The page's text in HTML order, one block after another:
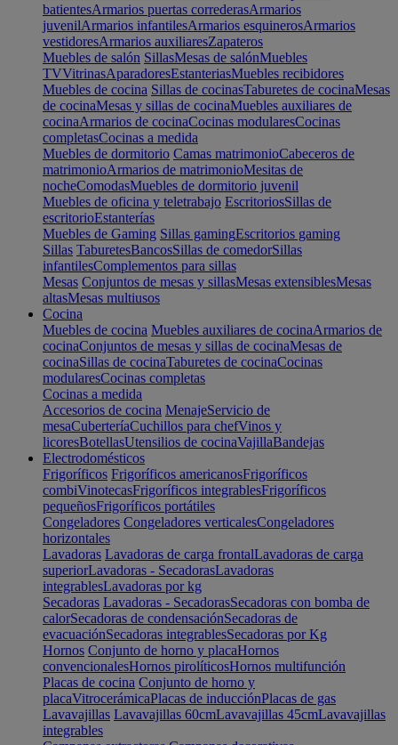
batientesArmarios puertas correderasArmarios
juvenilArmarios infantilesArmarios esquinerosArmarios
vestidoresArmarios auxiliaresZapateros
Muebles de salón SillasMesas de salónMuebles
TVVitrinasAparadoresEstanteriasMuebles recibidores
Muebles de cocina Sillas de cocinasTaburetes de cocinaMesas
de cocinaMesas y sillas de cocinaMuebles auxiliares de
cocinaArmarios de cocinaCocinas modularesCocinas
completasCocinas a medida
Muebles de dormitorio Camas matrimonioCabeceros de
matrimonioArmarios de matrimonioMesitas de
nocheComodasMuebles de dormitorio juvenil
Muebles de oficina y teletrabajo EscritoriosSillas de
escritorioEstanterías
Muebles de Gaming Sillas gamingEscritorios gaming
Sillas TaburetesBancosSillas de comedorSillas
infantilesComplementos para sillas
Mesas Conjuntos de mesas y sillasMesas extensiblesMesas
altasMesas multiusos
Cocina
Muebles de cocina Muebles auxiliares de cocinaArmarios de
cocinaConjuntos de mesas y sillas de cocinaMesas de
cocinaSillas de cocinaTaburetes de cocinaCocinas
modularesCocinas completas
Cocinas a medida
Accesorios de cocina MenajeServicio de
mesaCuberteríaCuchillos para chefVinos y
licoresBotellasUtensilios de cocinaVajillaBandejas
Electrodomésticos
Frigoríficos Frigoríficos americanosFrigoríficos
combiVinotecasFrigoríficos integrablesFrigoríficos
pequeñosFrigoríficos portátiles
Congeladores Congeladores verticalesCongeladores
horizontales
Lavadoras Lavadoras de carga frontalLavadoras de carga
superiorLavadoras - SecadorasLavadoras
integrablesLavadoras por kg
Secadoras Lavadoras - SecadorasSecadoras con bomba de
calorSecadoras de condensaciónSecadoras de
evacuaciónSecadoras integrablesSecadoras por Kg
Hornos Conjunto de horno y placaHornos
convencionalesHornos pirolíticosHornos multifunción
Placas de cocina Conjunto de horno y
placaVitrocerámicaPlacas de inducciónPlacas de gas
Lavavajillas Lavavajillas 60cmLavavajillas 45cmLavavajillas
integrables